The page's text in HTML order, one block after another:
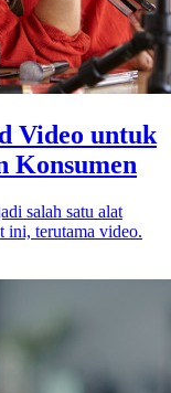
Video untuk
Konsumen
salah satu alat
ini, terutama video.